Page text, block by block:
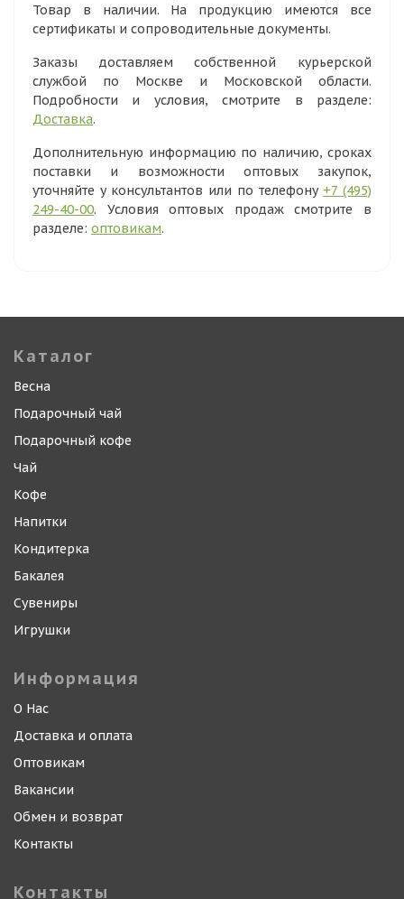
Товар в наличии. На продукцию имеются все
сертификаты и сопроводительные документы.
Заказы доставляем собственной курьерской
службой по Москве и Московской области.
Подробности и условия, смотрите в разделе:
Доставка.
Дополнительную информацию по наличию, сроках
поставки и возможности оптовых закупок,
уточняйте у консультантов или по телефону +7 (495)
249-40-00. Условия оптовых продаж смотрите в
разделе: оптовикам.
Каталог
Весна
Подарочный чай
Подарочный кофе
Чай
Кофе
Напитки
Кондитерка
Бакалея
Сувениры
Игрушки
Информация
О Нас
Доставка и оплата
Оптовикам
Вакансии
Обмен и возврат
Контакты
Контакты